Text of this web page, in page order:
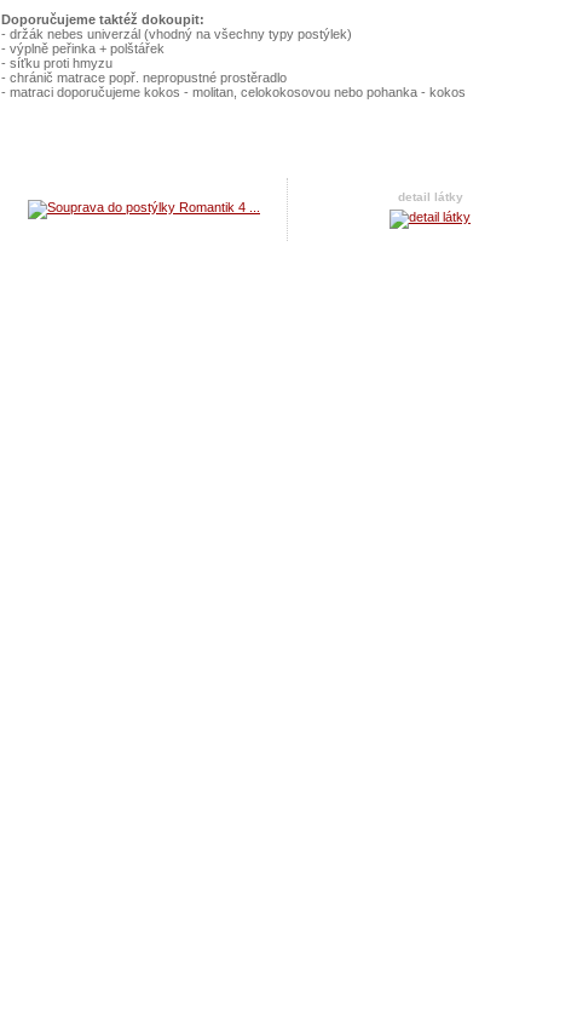
Doporučujeme taktéž dokoupit:
- držák nebes univerzál (vhodný na všechny typy postýlek)
- výplně peřinka + polštářek
- síťku proti hmyzu
- chránič matrace popř. nepropustné prostěradlo
- matraci doporučujeme kokos - molitan, celokokosovou nebo pohanka - kokos
detail látky